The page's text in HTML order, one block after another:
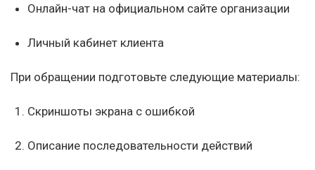
Онлайн-чат на официальном сайте организации
Личный кабинет клиента
При обращении подготовьте следующие материалы:
Скриншоты экрана с ошибкой
Описание последовательности действий